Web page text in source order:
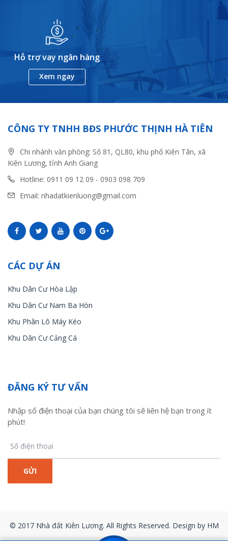
Hỗ trợ vay ngân hàng
Xem ngay
CÔNG TY TNHH BĐS PHƯỚC THỊNH HÀ TIÊN
Chi nhánh văn phòng: Số 81, QL80, khu phố Kiên Tân, xã
Kiên Lương, tỉnh Anh Giang
Hotline: 0911 09 12 09 - 0903 098 709
Email: nhadatkienluong@gmail.com
CÁC DỰ ÁN
Khu Dân Cư Hòa Lập
Khu Dân Cư Nam Ba Hòn
Khu Phân Lô Máy Kéo
Khu Dân Cư Cảng Cá
ĐĂNG KÝ TƯ VẤN
Nhập số điện thoại của bạn chúng tôi sẽ liên hệ bạn trong ít
phút!
© 2017 Nhà đất Kiên Lương. All Rights Reserved. Design by HM